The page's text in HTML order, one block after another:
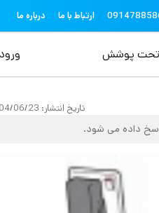
درباره ما ارتباط با ما
تحت پوشش ورود
تاریخ انتشار: 06/23
داده می شود.